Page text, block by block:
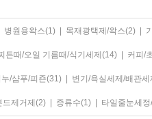
병원용왁스(1) 목재광택제/왁스(2)
든때/오일 기름때/식기세제 (14) 커피/
/샴푸/피죤(31) 변기/욕실세제/배관세
드제거제 (2) 증류수(1) 타일줄눈세